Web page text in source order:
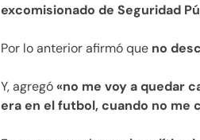
excomisionado de Seguridad
Por lo anterior afirmó que no
Y, agregó«no me voy a quedar
era en el futbol, cuando no me